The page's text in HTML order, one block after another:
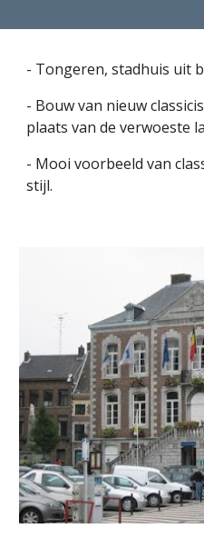
- Tongeren, stadhuis uit
- Bouw van nieuw
plaats van de verwoeste
- Mooi voorbeeld van
stijl.